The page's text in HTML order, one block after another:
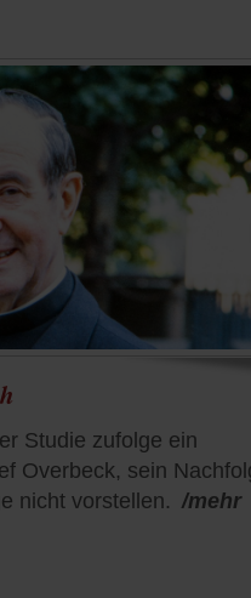
Studie zufolge ein
Overbeck, sein
nicht vorstellen. /mehr